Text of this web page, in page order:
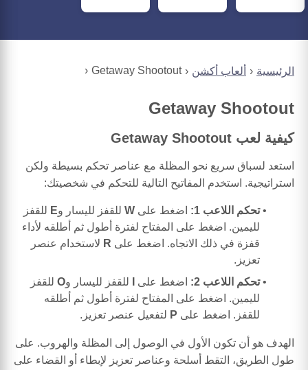
الرئيسية ألعاب أكشن Getaway Shootout
Getaway Shootout
كيفية لعب Getaway Shootout
استعد لسباق سريع نحو المظلة مع عناصر تحكم بسيطة ولكن
استراتيجية. استخدم المفاتيح التالية للتحكم في شخصيتك:
تحكم اللاعب 1: اضغط على W للقفز لليسار وE للقفز
لليمين. اضغط على المفتاح لفترة أطول ثم أطلقه لأداء
قفزة في ذلك الاتجاه. اضغط على R لاستخدام عنصر
تعزيز.
تحكم اللاعب 2:
اضغط على للقفز لليسار وO للقفز
لليمين. اضغط على المفتاح لفترة أطول ثم أطلقه
للقفز. اضغط على P لتفعيل عنصر تعزيز.
الهدف هو أن تكون الأول في الوصول إلى المظلة والهروب. على
طول الطريق، التقط أسلحة وعناصر تعزيز لإبطاء أو القضاء على